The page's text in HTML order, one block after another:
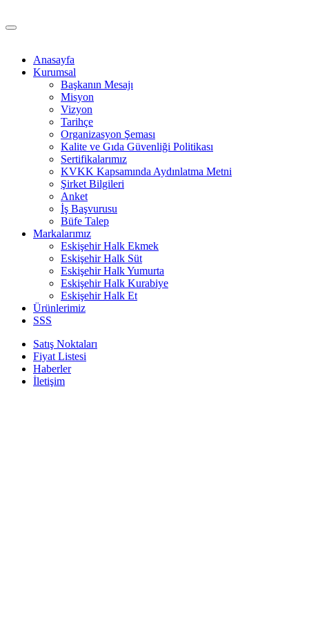
Anasayfa
Kurumsal
Başkanın Mesajı
Misyon
Vizyon
Tarihçe
Organizasyon Şeması
Kalite ve Gıda Güvenliği Politikası
Sertifikalarımız
KVKK Kapsamında Aydınlatma Metni
Şirket Bilgileri
Anket
İş Başvurusu
Büfe Talep
Markalarımız
Eskişehir Halk Ekmek
Eskişehir Halk Süt
Eskişehir Halk Yumurta
Eskişehir Halk Kurabiye
Eskişehir Halk Et
Ürünlerimiz
SSS
Satış Noktaları
Fiyat Listesi
Haberler
İletişim